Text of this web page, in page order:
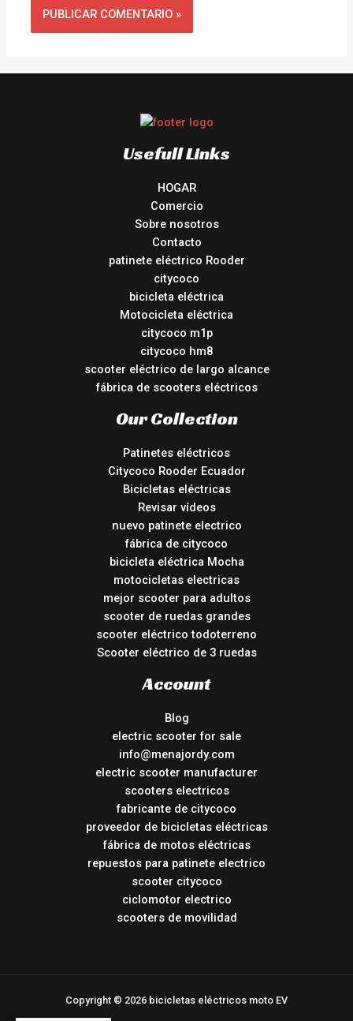
Usefull Links
HOGAR
Comercio
Sobre nosotros
Contacto
patinete eléctrico Rooder
citycoco
bicicleta eléctrica
Motocicleta eléctrica
citycoco m1p
citycoco hm8
scooter eléctrico de largo alcance
fábrica de scooters eléctricos
Our Collection
Patinetes eléctricos
Citycoco Rooder Ecuador
Bicicletas eléctricas
Revisar vídeos
nuevo patinete electrico
fábrica de citycoco
bicicleta eléctrica Mocha
motocicletas electricas
mejor scooter para adultos
scooter de ruedas grandes
scooter eléctrico todoterreno
Scooter eléctrico de 3 ruedas
Account
Blog
electric scooter for sale
info@menajordy.com
electric scooter manufacturer
scooters electricos
fabricante de citycoco
proveedor de bicicletas eléctricas
fábrica de motos eléctricas
repuestos para patinete electrico
scooter citycoco
ciclomotor electrico
scooters de movilidad
Copyright © 2026 bicicletas eléctricos moto EV